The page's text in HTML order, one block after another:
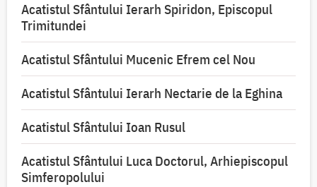
Acatistul Sfântului Ierarh Spiridon, Episcopul
Trimitundei
Acatistul Sfântului Mucenic Efrem cel Nou
Acatistul Sfântului Ierarh Nectarie de la Eghina
Acatistul Sfântului Ioan Rusul
Acatistul Sfântului Luca Doctorul, Arhiepiscopul
Simferopolului